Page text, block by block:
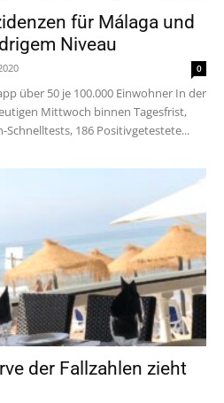
für Málaga und
Niveau
0
über 50 je 100.000 Einwohner In der
Mittwoch binnen Tagesfrist,
Schnelltests, 186 Positivgetestete...
der Fallzahlen zieht